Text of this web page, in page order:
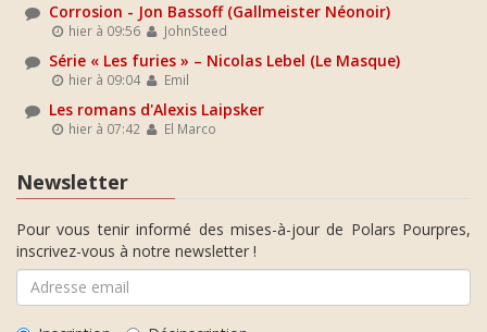
Corrosion - Jon Bassoff (Gallmeister Néonoir)
hier à 09:56 JohnSteed
Série « Les furies » – Nicolas Lebel (Le Masque)
hier à 09:04 Emil
Les romans d'Alexis Laipsker
hier à 07:42 El Marco
Newsletter
Pour vous tenir informé des mises-à-jour de Polars Pourpres,
inscrivez-vous à notre newsletter !